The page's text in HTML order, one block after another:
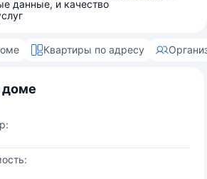
данные, и качество
Квартиры по адресу
доме